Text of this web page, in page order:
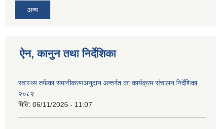
अन्य
ऐन, कानुन तथा निर्देशिका
स्वास्थ्य तर्फका समानीकरणअनुदान अन्तर्गत का कार्यक्रम संचालन निर्देशिका
२०८२
मिति: 06/11/2026 - 11:07